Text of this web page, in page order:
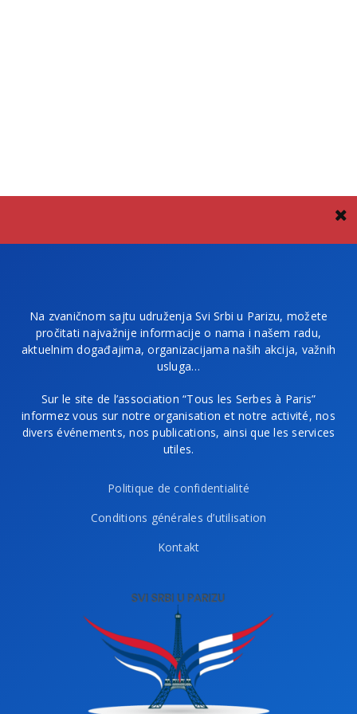
Na zvaničnom sajtu udruženja Svi Srbi u Parizu, možete
pročitati najvažnije informacije o nama i našem radu,
aktuelnim događajima, organizacijama naših akcija, važnih
usluga…
Sur le site de l’association “Tous les Serbes à Paris”
informez vous sur notre organisation et notre activité, nos
divers événements, nos publications, ainsi que les services
utiles.
Politique de confidentialité
Conditions générales d’utilisation
Kontakt